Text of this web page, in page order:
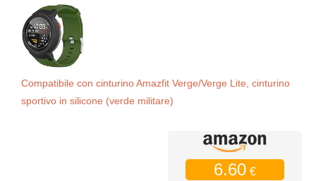
Compatibile con cinturino Amazfit Verge/Verge Lite, cinturino
sportivo in silicone (verde militare)
6.60 €